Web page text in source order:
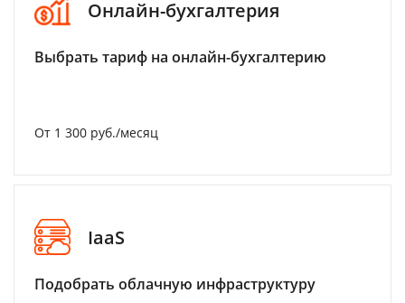
Онлайн-бухгалтерия
Выбрать тариф на онлайн-бухгалтерию
От 1 300 руб./месяц
IaaS
Подобрать облачную инфраструктуру